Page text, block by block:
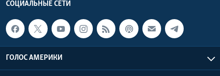
СОЦИАЛЬНЫЕ СЕТИ
ГОЛОС АМЕРИКИ